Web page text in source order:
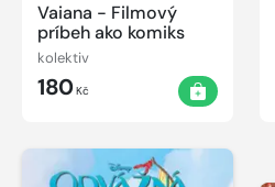
Vaiana - Filmový
príbeh ako komiks
kolektiv
180Kč